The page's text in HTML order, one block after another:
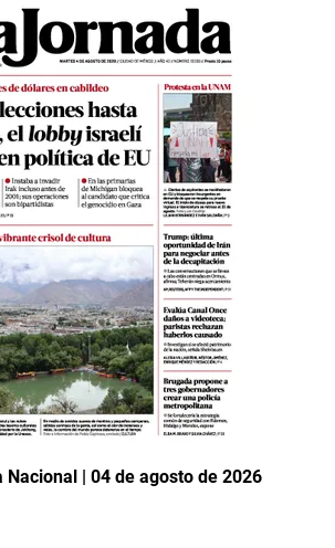
Nacional | 04 de agosto de 2026